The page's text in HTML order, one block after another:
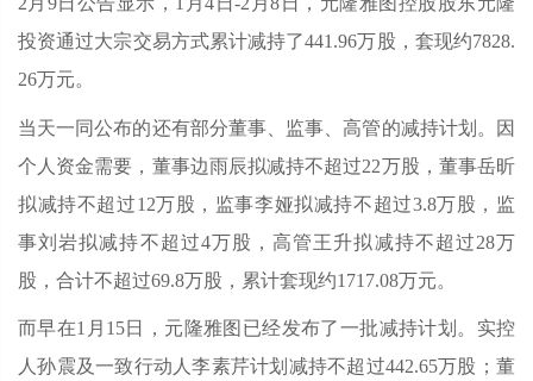
投资通过大宗交易方式累计减持了441.96万股，套现约7828.
26万元。
当天一同公布的还有部分董事、监事、高管的减持计划。因
个人资金需要，董事边雨辰拟减持不超过22万股，董事岳昕
拟减持不超过12万股，监事李娅拟减持不超过3.8万股，监
事刘岩拟减持不超过4万股，高管王升拟减持不超过28万
股，合计不超过69.8万股，累计套现约1717.08万元。
而早在1月15日，元隆雅图已经发布了一批减持计划。实控
人孙震及一致行动人李素芹计划减持不超过442.65万股；董